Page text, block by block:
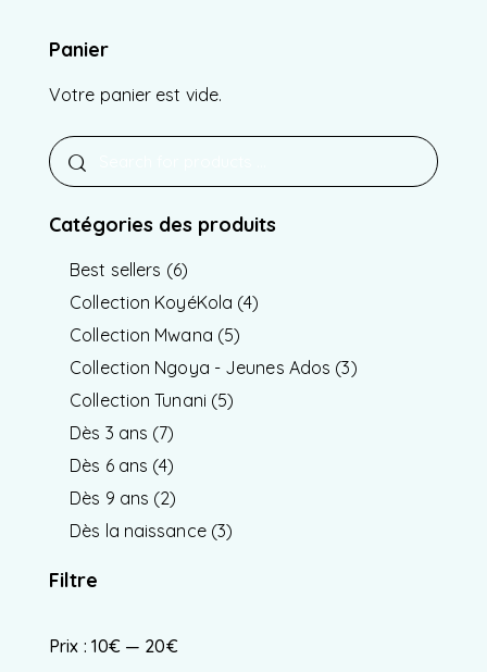
Panier
Votre panier est vide.
Catégories des produits
Best sellers (6)
Collection KoyéKola (4)
Collection Mwana (5)
Collection Ngoya - Jeunes Ados (3)
Collection Tunani (5)
Dès 3 ans (7)
Dès 6 ans (4)
Dès 9 ans (2)
Dès la naissance (3)
Filtre
Prix : 10€ — 20€